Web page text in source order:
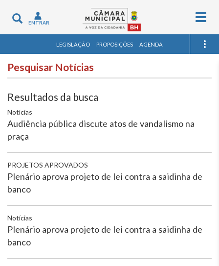
Toggle
navigation
ENTRAR
LEGISLAÇÃO PROPOSIÇÕES AGENDA
Pesquisar Notícias
Resultados da busca
Notícias
Audiência pública discute atos de vandalismo na
praça
PROJETOS APROVADOS
Plenário aprova projeto de lei contra a saidinha de
banco
Notícias
Plenário aprova projeto de lei contra a saidinha de
banco